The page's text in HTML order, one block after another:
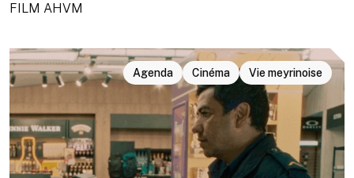
FILM AHVM
Agenda Cinéma Vie meyrinoise